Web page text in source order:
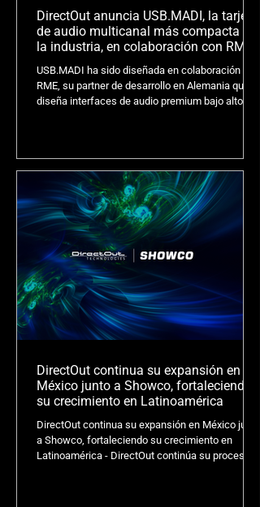
DirectOut anuncia USB.MADI, la tarjeta
de audio multicanal más compacta de
la industria, en colaboración con RME
USB.MADI ha sido diseñada en colaboración con
RME, su partner de desarrollo en Alemania que
diseña interfaces de audio premium bajo altos
es una interfaz de audio introducida en un
módulo SFP (Small Formfactor Pluggable), lo que
la convierte en la tarjeta de sonido multicanal
más compacta de la industria. Se puede instalar
directamente en cualqu
DirectOut continua su expansión en
México junto a Showco, fortaleciendo
su crecimiento en Latinoamérica
DirectOut continua su expansión en México junto
a Showco, fortaleciendo su crecimiento en
Latinoamérica - DirectOut continúa su proceso